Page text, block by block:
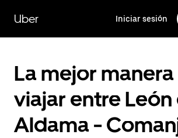
contenido
principal
Uber Iniciar sesión
La mejor
viajar entre León
Aldama -